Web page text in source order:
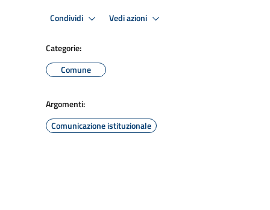
Condividi Vedi azioni
Categorie:
Comune
Argomenti:
Comunicazione istituzionale